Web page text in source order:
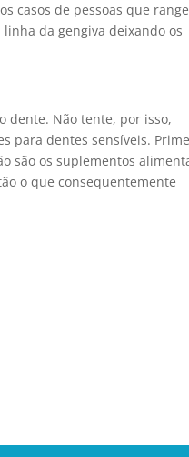
casos de pessoas que
da gengiva deixando os
dente. Não tente, por isso,
para dentes sensíveis.
são os suplementos
o que consequentemente